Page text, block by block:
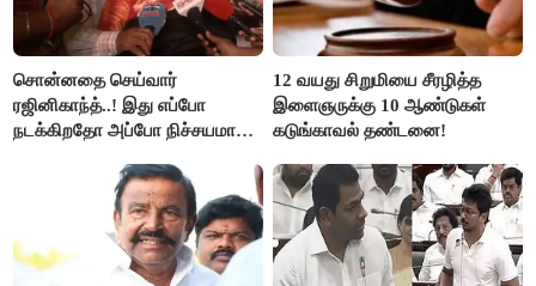
சொன்னதை செய்வார்
ரஜினிகாந்த்..! இது எப்போ
நடக்கிறதோ அப்போ நிச்சயமாக
ரஜினிகாந்த்..!
12 வயது சிறுமியை சீரழித்த
இளைஞருக்கு 10 ஆண்டுகள்
கடுங்காவல் தண்டனை!